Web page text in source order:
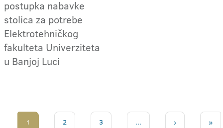
postupka nabavke
stolica za potrebe
Elektrotehničkog
fakulteta Univerziteta
u Banjoj Luci
1 2 3 ... › »